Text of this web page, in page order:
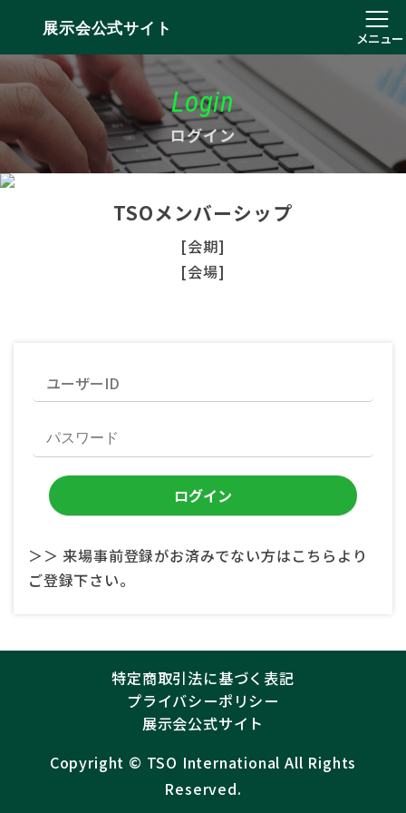
展示会公式サイト
メニュー
Login
ログイン
TSOメンバーシップ
[会期]
[会場]
＞＞ 来場事前登録がお済みでない方はこちらより
ご登録下さい。
特定商取引法に基づく表記
プライバシーポリシー
展示会公式サイト
Copyright ©︎ TSO International All Rights
Reserved.